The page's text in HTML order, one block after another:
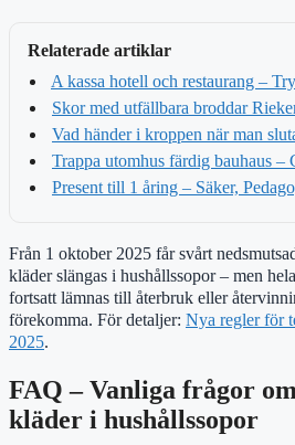
Relaterade artiklar
A kassa hotell och restaurang –
Skor med utfällbara broddar
Vad händer i kroppen när man
Trappa utomhus färdig bauhaus –
Present till 1 åring – Säker,
Från 1 oktober 2025 får svårt
kläder slängas i hushållssopor – men
fortsatt lämnas till återbruk eller
förekomma. För detaljer: Nya regler för
2025.
FAQ – Vanliga frågor
kläder i hushållssopor